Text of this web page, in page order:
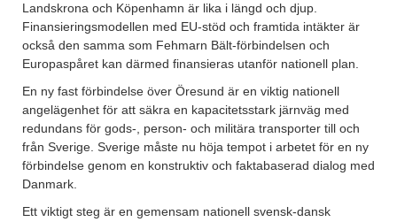
Landskrona och Köpenhamn är lika i längd och djup.
Finansieringsmodellen med EU-stöd och framtida intäkter är
också den samma som Fehmarn Bält-förbindelsen och
Europaspåret kan därmed finansieras utanför nationell plan.
En ny fast förbindelse över Öresund är en viktig nationell
angelägenhet för att säkra en kapacitetsstark järnväg med
redundans för gods-, person- och militära transporter till och
från Sverige. Sverige måste nu höja tempot i arbetet för en ny
förbindelse genom en konstruktiv och faktabaserad dialog med
Danmark.
Ett viktigt steg är en gemensam nationell svensk-dansk